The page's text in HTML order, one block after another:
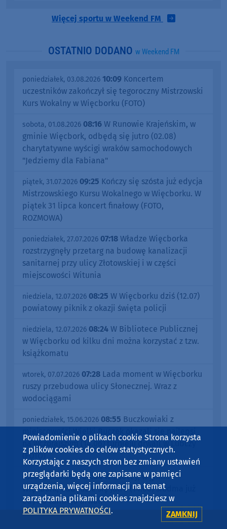
Więcej sportu w Weekend FM
OSTATNIO DODANO w Weekend FM
poniedziałek, 03.08.2026 10:09 Koncertem
uczestników zakończył się tegoroczny Mistrzowski
Kurs Wokalny w Więcborku (FOTO)
sobota, 01.08.2026 08:16 W Runowie Krajeńskim, w
gminie Więcbork, odbędą się jutro (02.08)
charytatywne wyścigi wraków samochodowych
"Jedziemy dla Fabiana"
piątek, 31.07.2026 09:25 Kończy się szósta już edycja
Mistrzowskiego Kursu Wokalnego w Więcborku. W
piątek 31 lipca koncert finałowy (FOTO,
ROZMOWA)
poniedziałek, 27.07.2026 07:18 Władze Więcborka
rozstrzygnęły przetarg na budowę kanalizacji
sanitarnej przy ulicy Złotowskiej i w części
miejscowości Witunia
niedziela, 12.07.2026 08:25 W Więcborku dziś (12.07)
powiatowy piknik z okazji święta policji
niedziela, 12.07.2026 08:24 W Bibliotece Publicznej
w Więcborku od kilku dni można korzystać z tzw.
książkomatu
wtorek, 07.07.2026 07:28 Lada moment w Więcborku
ruszy przebudowa ulicy Słonecznej. Wraz z
wodociągami
poniedziałek, 15.06.2026 08:55 Buczkowiaki z
miejscowości Wielki Buczek okazali się najlepsi
na wczorajszym (14.06) turnieju drwali w Lubczy
(FOTO)
sobota, 13.06.2026 08:04W Lubczy, w gminie
Więcbork, odbędzie się jutro (14.06) siódma już
edycja turnieju drwali
Środowiskowy Dom
Powiadomienie o plikach cookie Strona korzysta
z plików cookies do celów statystycznych.
Korzystając z naszych stron bez zmiany ustawień
przeglądarki będą one zapisane w pamięci
urządzenia, więcej informacji na temat
zarządzania plikami cookies znajdziesz w
POLITYKA PRYWATNOŚCI. ZAMKNIJ